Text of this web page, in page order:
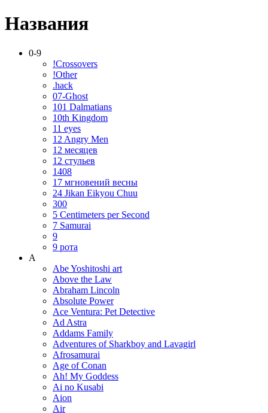
Названия
0-9
!Crossovers
!Other
.hack
07-Ghost
101 Dalmatians
10th Kingdom
11 eyes
12 Angry Men
12 месяцев
12 стульев
1408
17 мгновений весны
24 Jikan Eikyou Chuu
300
5 Centimeters per Second
7 Samurai
9
9 рота
A
Abe Yoshitoshi art
Above the Law
Abraham Lincoln
Absolute Power
Ace Ventura: Pet Detective
Ad Astra
Addams Family
Adventures of Sharkboy and Lavagirl
Afrosamurai
Age of Conan
Ah! My Goddess
Ai no Kusabi
Aion
Air